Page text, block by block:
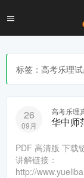
标签：高考乐理
26
09月
高考乐理
华中师
PDF 高清版 下载
讲解链接：
http://